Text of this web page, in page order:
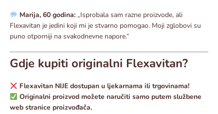
Marija, 60 godina:„Isprobala sam razne proizvode, ali
Flexavitan je jedini koji mi je stvarno pomogao. Moji zglobovi su
puno otporniji na svakodnevne napore.“
Gdje kupiti originalni Flexavitan?
Flexavitan NIJE dostupan u ljekarnama ili trgovinama!
Originalni proizvod možete naručiti samo putem službene
web stranice proizvođača.